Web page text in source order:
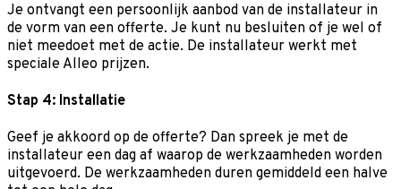
Je ontvangt een persoonlijk aanbod van de installateur in
de vorm van een offerte. Je kunt nu besluiten of je wel of
niet meedoet met de actie. De installateur werkt met
speciale Alleo prijzen.
Stap 4: Installatie
Geef je akkoord op de offerte? Dan spreek je met de
installateur een dag af waarop de werkzaamheden worden
uitgevoerd. De werkzaamheden duren gemiddeld een halve